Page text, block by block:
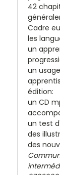
42
Cadre
les
un
un
édition:
un CD
un test
des
des